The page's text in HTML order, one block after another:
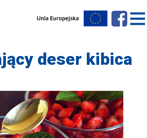
deser kibica